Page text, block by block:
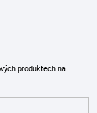
produktech na